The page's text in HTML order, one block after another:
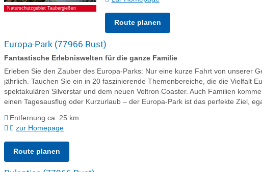
Naturschutzgebiet Taubergießen
Route planen
Europa-Park (77966 Rust)
Fantastische Erlebniswelten für die ganze Familie
Erleben Sie den Zauber des Europa-Parks: Nur eine kurze Fahrt von unserer
jährlich. Tauchen Sie ein in 20 faszinierende Themenbereiche, die die Vielfalt
spektakulären Silverstar und dem neuen Voltron Coaster. Auch Familien
einen Tagesausflug oder Kurzurlaub – der Europa-Park ist das perfekte Ziel,
Entfernung ca. 25 km
zur Homepage
Route planen